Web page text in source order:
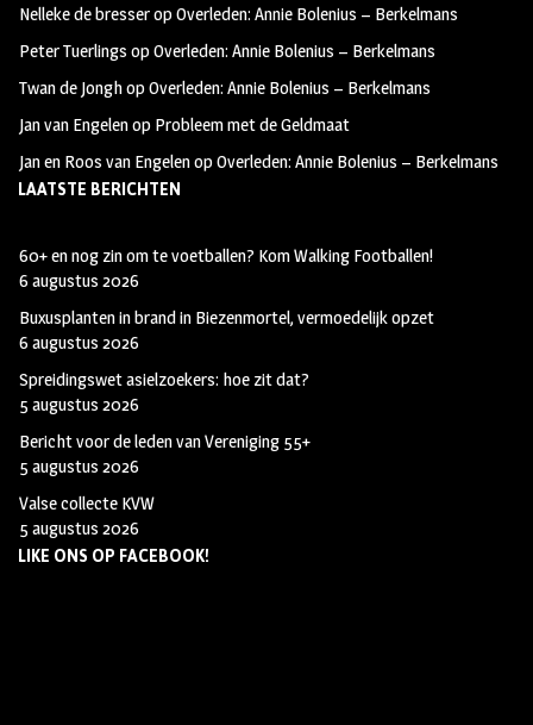
b
o
k
t
a
r
a
i
t
e
r
Nelleke de bresseropOverleden: Annie Bolenius – Berkelmans
Peter Tuerlings opOverleden: Annie Bolenius – Berkelmans
Twan de JonghopOverleden: Annie Bolenius – Berkelmans
Jan van Engelenop Probleem met de Geldmaat
Jan en Roos van EngelenopOverleden: Annie Bolenius – Berkelmans
LAATSTE BERICHTEN
60+ en nog zin om te voetballen? Kom Walking Footballen!
6 augustus 2026
Buxusplanten in brand in Biezenmortel, vermoedelijk opzet
6 augustus 2026
Spreidingswet asielzoekers: hoe zit dat?
5 augustus 2026
Bericht voor de leden van Vereniging 55+
5 augustus 2026
Valse collecte KVW
5 augustus 2026
LIKE ONS OP FACEBOOK!